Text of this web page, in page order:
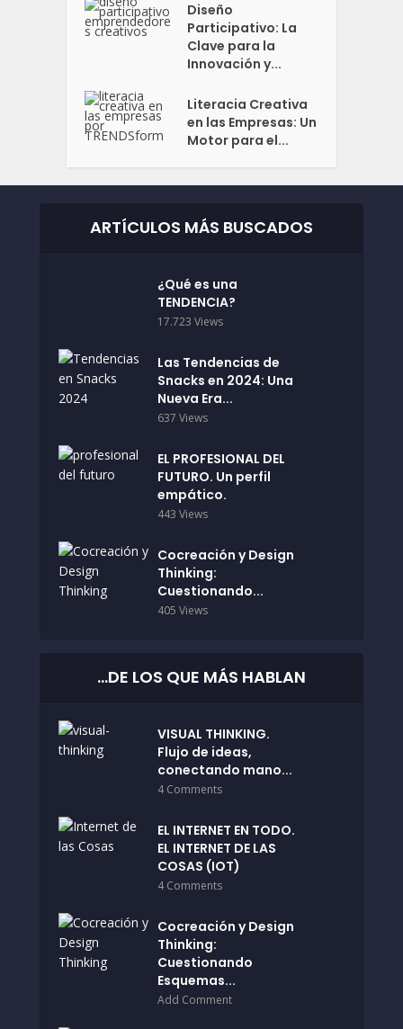
Diseño
Participativo: La
Clave para la
Innovación y...
Literacia Creativa
en las Empresas: Un
Motor para el...
ARTÍCULOS MÁS BUSCADOS
¿Qué es una
TENDENCIA?
17.723 Views
Las Tendencias de
Snacks en 2024: Una
Nueva Era...
637 Views
EL PROFESIONAL DEL
FUTURO. Un perfil
empático.
443 Views
Cocreación y Design
Thinking:
Cuestionando...
405 Views
…DE LOS QUE MÁS HABLAN
VISUAL THINKING.
Flujo de ideas,
conectando mano...
4 Comments
EL INTERNET EN TODO.
EL INTERNET DE LAS
COSAS (IOT)
4 Comments
Cocreación y Design
Thinking:
Cuestionando
Esquemas...
Add Comment